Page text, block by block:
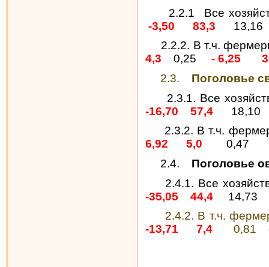
2.2.1
Все
-3,50
83,3
13,16
2.2.2. В т.ч.
4,3
0,25 - 6,25
2.3.
Поголовье
2.3.1. Все
-16,70
57,4
18,10
2.3.2. В т.ч.
6,92
5,0
0,47
2.4.
Поголовье
2.4.1. Все
-35,05
44,4
14,73
2.4.2. В т.ч.
-13,71
7,4 0,81